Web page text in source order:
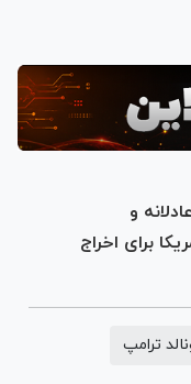
و
برای اخراج
ترامپ